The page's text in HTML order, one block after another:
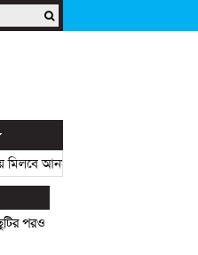
আনসার সদস্য: ডিসি মামুন
পরও